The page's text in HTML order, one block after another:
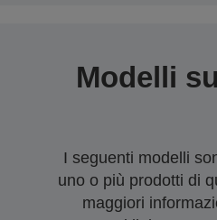
Modelli
I seguenti modelli
uno o più prodotti di
maggiori